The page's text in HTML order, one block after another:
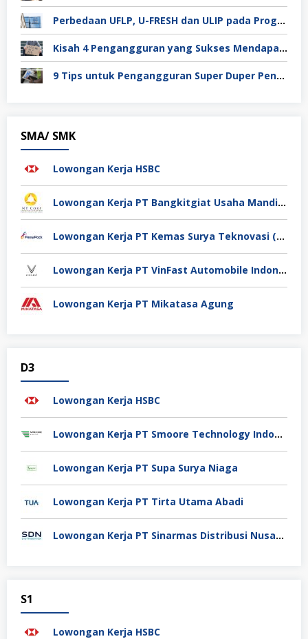
Perbedaan UFLP, U-FRESH dan ULIP pada Program Unilever
Kisah 4 Pengangguran yang Sukses Mendapat Kerja
9 Tips untuk Pengangguran Super Duper Penting
SMA/ SMK
Lowongan Kerja HSBC
Lowongan Kerja PT Bangkitgiat Usaha Mandiri (NT Corp)
Lowongan Kerja PT Kemas Surya Teknovasi (FlexyPack)
Lowongan Kerja PT VinFast Automobile Indonesia
Lowongan Kerja PT Mikatasa Agung
D3
Lowongan Kerja HSBC
Lowongan Kerja PT Smoore Technology Indonesia
Lowongan Kerja PT Supa Surya Niaga
Lowongan Kerja PT Tirta Utama Abadi
Lowongan Kerja PT Sinarmas Distribusi Nusantara
S1
Lowongan Kerja HSBC